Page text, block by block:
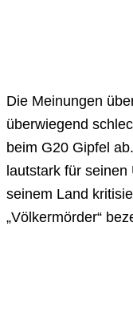
Die Meinungen
überwiegend
beim G20 Gipfel
lautstark für
seinem Land
„Völkermörder“